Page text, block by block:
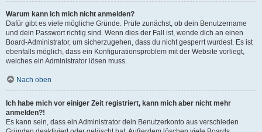
Warum kann ich mich nicht anmelden?
Dafür gibt es viele mögliche Gründe. Prüfe zunächst, ob dein Benutzername
und dein Passwort richtig sind. Wenn dies der Fall ist, wende dich an einen
Board-Administrator, um sicherzugehen, dass du nicht gesperrt wurdest. Es ist
ebenfalls möglich, dass ein Konfigurationsproblem mit der Website vorliegt,
welches ein Administrator lösen muss.
Nach oben
Ich habe mich vor einiger Zeit registriert, kann mich aber nicht mehr
anmelden?!
Es kann sein, dass ein Administrator dein Benutzerkonto aus verschieden